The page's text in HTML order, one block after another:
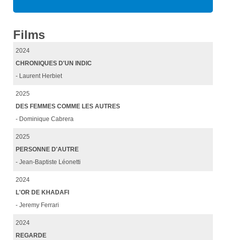
Films
2024
CHRONIQUES D'UN INDIC
- Laurent Herbiet
2025
DES FEMMES COMME LES AUTRES
- Dominique Cabrera
2025
PERSONNE D'AUTRE
- Jean-Baptiste Léonetti
2024
L'OR DE KHADAFI
- Jeremy Ferrari
2024
REGARDE